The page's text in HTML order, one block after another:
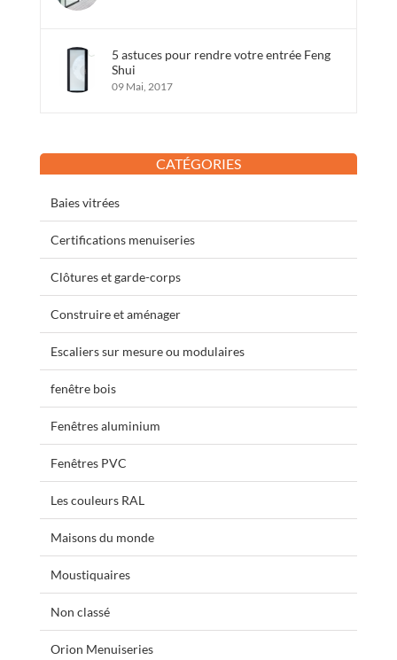
5 astuces pour rendre votre entrée Feng
Shui
09 Mai, 2017
CATÉGORIES
Baies vitrées
Certifications menuiseries
Clôtures et garde-corps
Construire et aménager
Escaliers sur mesure ou modulaires
fenêtre bois
Fenêtres aluminium
Fenêtres PVC
Les couleurs RAL
Maisons du monde
Moustiquaires
Non classé
Orion Menuiseries